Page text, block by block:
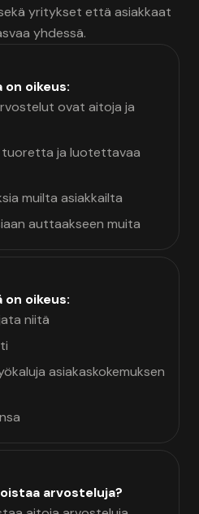
yritykset että asiakkaat
yhdessä.
on oikeus:
ovat aitoja ja
ja luotettavaa
muilta asiakkailta
auttaakseen muita
oikeus:
niitä
asiakaskokemuksen
arvosteluja?